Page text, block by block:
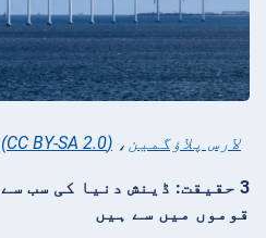
لارس پلاؤگمین ، (CC BY-SA 2.0)
3 حقیقت: ڈینش دنیا کی سب
قوموں میں سے ہیں